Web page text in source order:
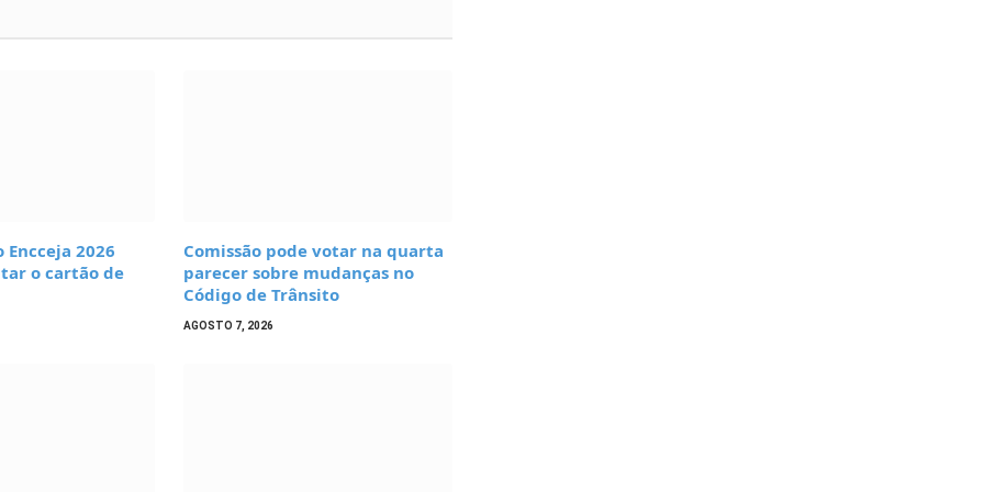
2026
o cartão de
Comissão pode votar na quarta
parecer sobre mudanças no
Código de Trânsito
AGOSTO 7, 2026